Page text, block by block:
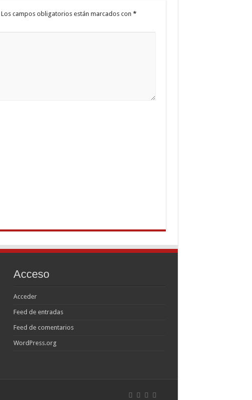
Los campos obligatorios están marcados con *
Acceso
Acceder
Feed de entradas
Feed de comentarios
WordPress.org